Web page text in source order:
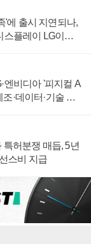
'에 출시 지연되나,
스플레이 LG이노
엔비디아 '피지컬 A
·데이터·기술 결
허분쟁 매듭, 5년
스비 지급